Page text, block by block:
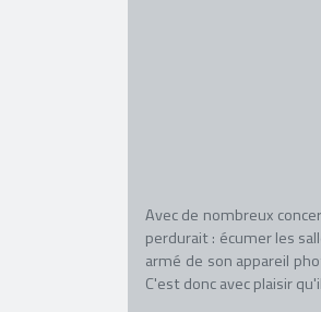
Avec de nombreux
perdurait : écumer les
armé de son appareil
C'est donc avec plaisir